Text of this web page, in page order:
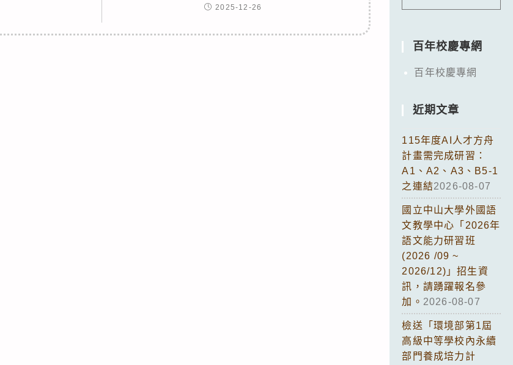
2025-12-26
百年校慶專網
百年校慶專網
近期文章
115年度AI人才方舟
計畫需完成研習：
A1、A2、A3、B5-1
之連結2026-08-07
國立中山大學外國語
文教學中心「2026年
語文能力研習班
(2026 /09 ~
2026/12)」招生資
訊，請踴躍報名參
加。 2026-08-07
檢送「環境部第1屆
高級中等學校內永續
部門養成培力計